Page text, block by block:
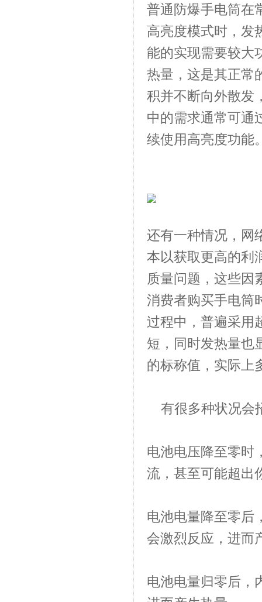
普通防爆手电筒在
高亮度模式时，发
能的实现需要较大
热量，这是其正常
积并不断向外散发
中的需求通常可通
续使用高亮度功能
还有一种情况，网
本以获取更高的利
质量问题，这些因
消费者购买手电筒
过程中，普遍采用
短，同时发热量也
的标称值，实际上
有很多种状况会
电池电压降至零时
流，甚至可能超出
电池电量降至零后
会激烈反应，进而
电池电量归零后，